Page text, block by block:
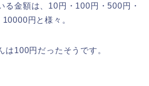
る金額は、10円・100円・500円・
円と様々。
は100円だったそうです。